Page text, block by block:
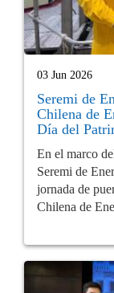
03 Jun 2026
Seremi de
Chilena de
Día del
En el marco
Seremi de
jornada de
Chilena de